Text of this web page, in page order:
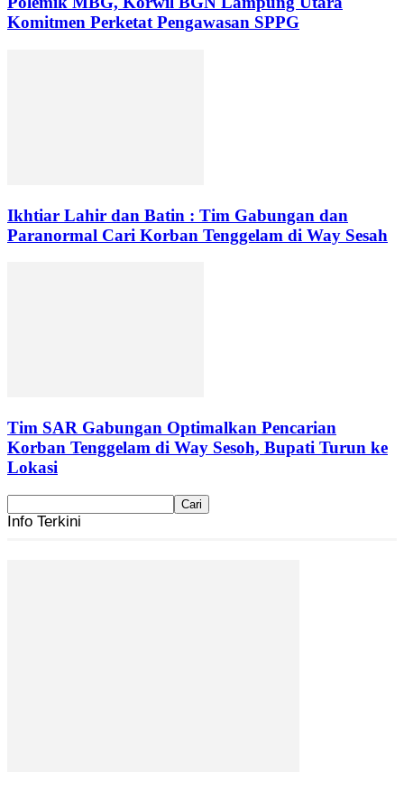
Komitmen Perketat Pengawasan SPPG
Ikhtiar Lahir dan Batin : Tim Gabungan dan
Paranormal Cari Korban Tenggelam di Way Sesah
Tim SAR Gabungan Optimalkan Pencarian
Korban Tenggelam di Way Sesoh, Bupati Turun ke
Lokasi
Info Terkini